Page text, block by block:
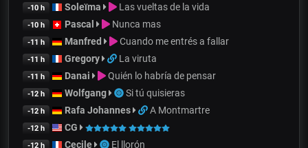
-10 h Soleïma Las vueltas de la vida
-10 h Pascal Nunca mas
-11 h Manfred Cuando me entrés a fallar
-11 h Gregory La viruta
-11 h Danai Quién lo habría de pensar
-12 h Wolfgang Si tú quisieras
-12 h Rafa Johannes A Montmartre
-12 h CG
-12 h Cecile El llorón